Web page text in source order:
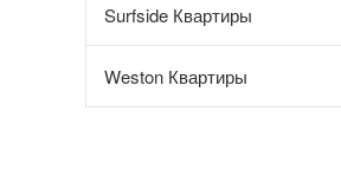
Surfside Квартиры
Weston Квартиры